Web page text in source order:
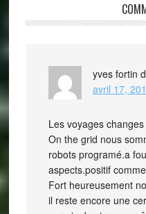
yves fortin
avril 17,
Les voyages
On the grid nous
robots programé.a
aspects.positif
Fort heureusement
il reste encore une